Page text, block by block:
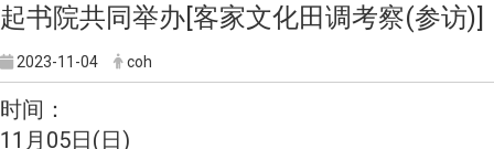
起书院共同举办[客家文化田调考察(参访)]
2023-11-04 coh
时间：
11月05日(日)